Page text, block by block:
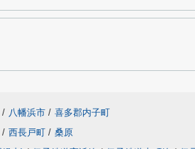
/ 八幡浜市 / 喜多郡内子町
/ 西長戸町 / 桑原